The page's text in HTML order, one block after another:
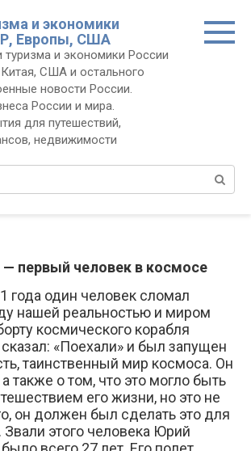
и экономики
Европы, США
туризма и экономики России
США и остального
новости России.
России и мира.
для путешествий,
недвижимости
— первый человек в космосе
года один человек сломал
нашей реальностью и миром
космического корабля
сказал: «Поехали» и был запущен
таинственный мир космоса. Он
также о том, что это могло быть
его жизни, но это не
он должен был сделать это для
этого человека Юрий